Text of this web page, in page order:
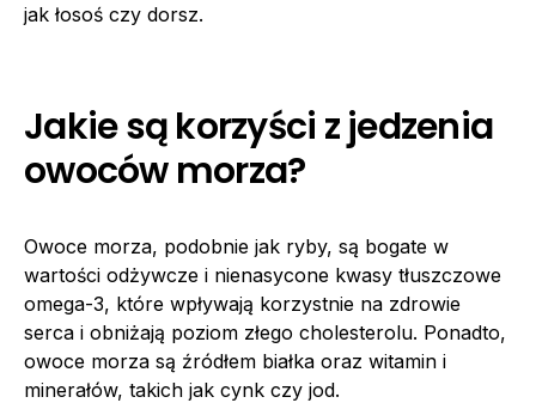
jak łosoś czy dorsz.
Jakie są korzyści z jedzenia
owoców morza?
Owoce morza, podobnie jak ryby, są bogate w
wartości odżywcze i nienasycone kwasy tłuszczowe
omega-3, które wpływają korzystnie na zdrowie
serca i obniżają poziom złego cholesterolu. Ponadto,
owoce morza są źródłem białka oraz witamin i
minerałów, takich jak cynk czy jod.